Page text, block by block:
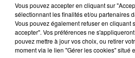
À Hoerdt, de l’eau brune
Depuis plusieurs jours, des
Vous pouvez accepter en cliquant sur
sélectionnant les finalités et/ou partenaires
Vous pouvez également refuser en cliquant
accepter". Vos préférences ne
pouvez mettre à jour vos choix, ou retirer
moment via le lien "Gérer les cookies" situé